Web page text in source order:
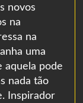
novos
na
na
uma
aquela pode
nada tão
Inspirador